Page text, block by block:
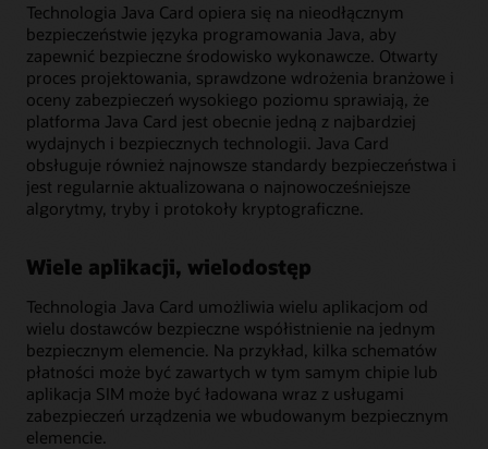
Technologia Java Card opiera się na nieodłącznym
bezpieczeństwie języka programowania Java, aby
zapewnić bezpieczne środowisko wykonawcze. Otwarty
proces projektowania, sprawdzone wdrożenia branżowe i
oceny zabezpieczeń wysokiego poziomu sprawiają, że
platforma Java Card jest obecnie jedną z najbardziej
wydajnych i bezpiecznych technologii. Java Card
obsługuje również najnowsze standardy bezpieczeństwa i
jest regularnie aktualizowana o najnowocześniejsze
algorytmy, tryby i protokoły kryptograficzne.
Wiele aplikacji, wielodostęp
Technologia Java Card umożliwia wielu aplikacjom od
wielu dostawców bezpieczne współistnienie na jednym
bezpiecznym elemencie. Na przykład, kilka schematów
płatności może być zawartych w tym samym chipie lub
aplikacja SIM może być ładowana wraz z usługami
zabezpieczeń urządzenia we wbudowanym bezpiecznym
elemencie.